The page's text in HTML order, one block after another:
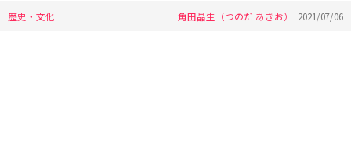
歴史・文化 角田晶生（つのだ あきお） 2021/07/06